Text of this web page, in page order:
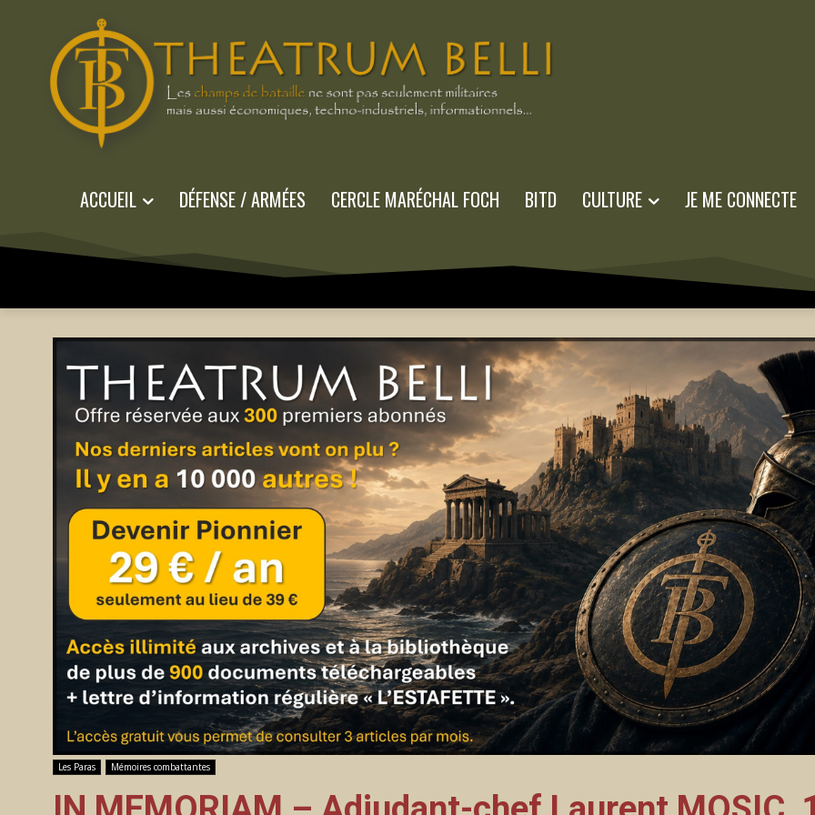
ACCUEIL DÉFENSE / ARMÉES CERCLE MARÉCHAL FOCH BITD CULTURE JE ME CONNECTE
Les Paras Mémoires combattantes